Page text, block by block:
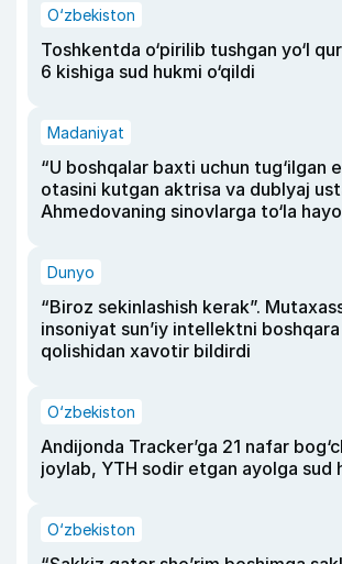
O‘zbekiston
Toshkentda o‘pirilib tushgan yo‘l
6 kishiga sud hukmi o‘qildi
Madaniyat
“U boshqalar baxti uchun tug‘ilgan
otasini kutgan aktrisa va dublyaj
Ahmedovaning sinovlarga to‘la
Dunyo
“Biroz sekinlashish kerak”.
insoniyat sun’iy intellektni
qolishidan xavotir bildirdi
O‘zbekiston
Andijonda Tracker’ga 21 nafar
joylab, YTH sodir etgan ayolga sud
O‘zbekiston